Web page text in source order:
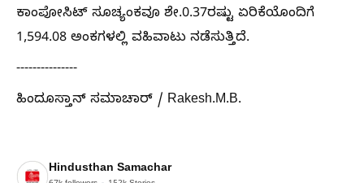
ಕಾಂಪೋಸಿಟ್ ಸೂಚ್ಯಂಕವೂ ಶೇ.0.37ರಷ್ಟು ಏರಿಕೆಯೊಂದಿಗೆ
1,594.08 ಅಂಕಗಳಲ್ಲಿ ವಹಿವಾಟು ನಡೆಸುತ್ತಿದೆ.
---------------
ಹಿಂದೂಸ್ತಾನ್ ಸಮಾಚಾರ್ / Rakesh.M.B.
Hindusthan Samachar